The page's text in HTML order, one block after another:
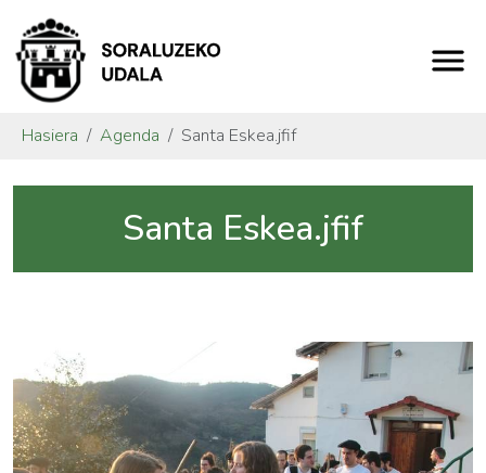
Hasiera Agenda Santa Eskea.jfif
Santa Eskea.jfif